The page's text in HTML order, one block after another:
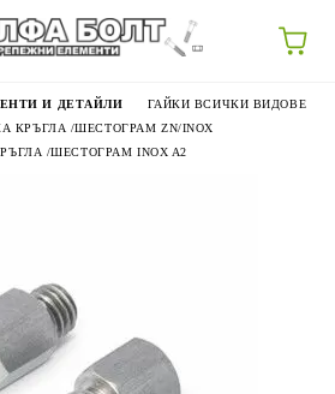
И ДЕТАЙЛИ
ГАЙКИ ВСИЧКИ ВИДОВЕ
КРЪГЛА /ШЕСТОГРАМ ZN/INOX
/ШЕСТОГРАМ INOX A2